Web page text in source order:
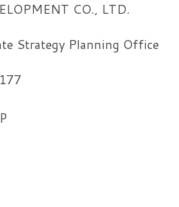
CO., LTD.
Strategy Planning Office